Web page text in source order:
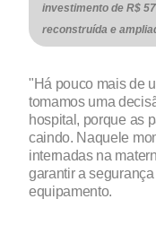
investimento de R$
reconstruída e
"Há pouco mais de
tomamos uma
hospital, porque as
caindo. Naquele
internadas na
garantir a
equipamento.